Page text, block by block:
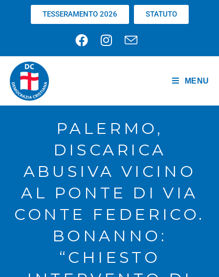
TESSERAMENTO 2026 STATUTO
MENU
PALERMO,
DISCARICA
ABUSIVA VICINO
AL PONTE DI VIA
CONTE FEDERICO.
BONANNO:
“CHIESTO